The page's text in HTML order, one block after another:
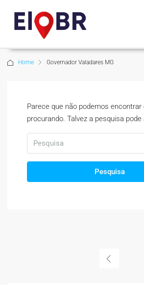
Home Governador Valadares MG
Parece que não podemos encontrar
procurando. Talvez a pesquisa pode
Pesquisa